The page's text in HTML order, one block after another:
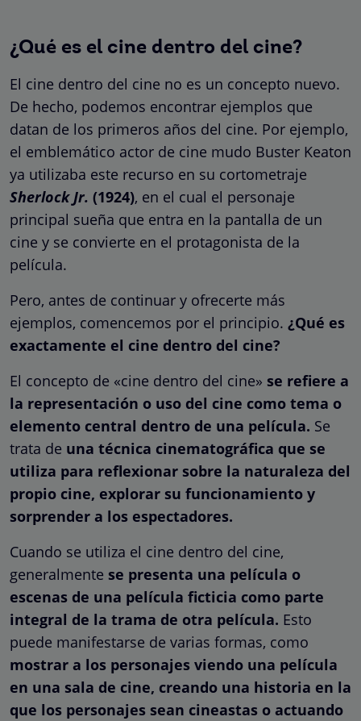
¿Qué es el cine dentro del cine?
El cine dentro del cine no es un concepto nuevo.
De hecho, podemos encontrar ejemplos que
datan de los primeros años del cine. Por ejemplo,
el emblemático actor de cine mudo Buster Keaton
ya utilizaba este recurso en su cortometraje
Sherlock Jr. (1924), en el cual el personaje
principal sueña que entra en la pantalla de un
cine y se convierte en el protagonista de la
película.
Pero, antes de continuar y ofrecerte más
ejemplos, comencemos por el principio. ¿Qué es
exactamente el cine dentro del cine?
El concepto de «cine dentro del cine» se refiere a
la representación o uso del cine como tema o
elemento central dentro de una película. Se
trata de una técnica cinematográfica que se
utiliza para reflexionar sobre la naturaleza del
propio cine, explorar su funcionamiento y
sorprender a los espectadores.
Cuando se utiliza el cine dentro del cine,
generalmente se presenta una película o
escenas de una película ficticia como parte
integral de la trama de otra película. Esto
puede manifestarse de varias formas, como
mostrar a los personajes viendo una película
en una sala de cine, creando una historia en la
que los personajes sean cineastas o actuando